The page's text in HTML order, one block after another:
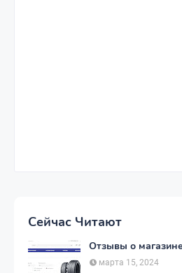
Сейчас Читают
марта 15, 2024